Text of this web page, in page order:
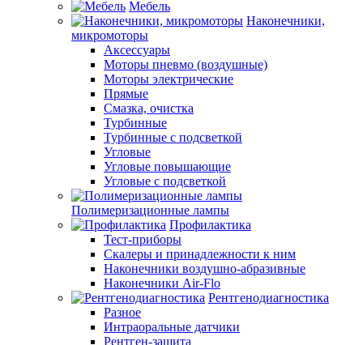
Мебель
Наконечники,
микромоторы
Аксессуары
Моторы пневмо (воздушные)
Моторы электрические
Прямые
Смазка, очистка
Турбинные
Турбинные с подсветкой
Угловые
Угловые повышающие
Угловые с подсветкой
Полимеризационные лампы
Профилактика
Тест-приборы
Скалеры и принадлежности к ним
Наконечники воздушно-абразивные
Наконечники Air-Flo
Рентгенодиагностика
Разное
Интраоральные датчики
Рентген-защита